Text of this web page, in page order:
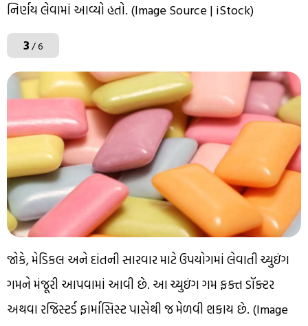
નિર્ણય લેવામાં આવ્યો હતો. (Image Source | iStock)
3/ 6
જોકે, મેડિકલ અને દાંતની સારવાર માટે ઉપયોગમાં લેવાતી ચ્યુઇંગ
ગમને મંજૂરી આપવામાં આવી છે. આ ચ્યુઇંગ ગમ ફક્ત ડૉક્ટર
અથવા રજિસ્ટર્ડ ફાર્માસિસ્ટ પાસેથી જ મેળવી શકાય છે. (Image